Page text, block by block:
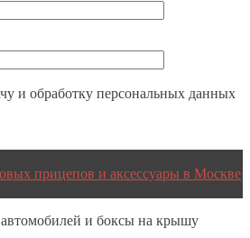
и обработку персональных данных
прицепов и аксессуары в Москве
автомобилей и боксы на крышу